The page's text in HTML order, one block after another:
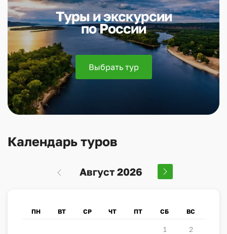
Туры и экскурсии
по России
Выбрать тур
Календарь туров
Август 2026
ПН ВТ СР ЧТ ПТ СБ ВС
1 2